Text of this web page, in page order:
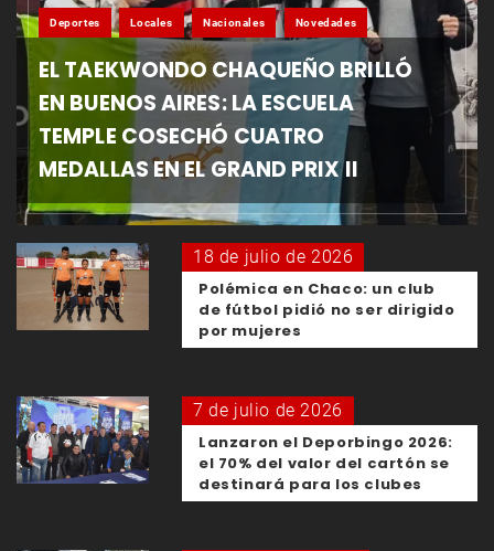
Deportes Locales Nacionales Novedades
EL TAEKWONDO CHAQUEÑO BRILLÓ
EN BUENOS AIRES: LA ESCUELA
TEMPLE COSECHÓ CUATRO
MEDALLAS EN EL GRAND PRIX II
18 de julio de 2026
Polémica en Chaco: un club
de fútbol pidió no ser dirigido
por mujeres
7 de julio de 2026
Lanzaron el Deporbingo 2026:
el 70% del valor del cartón se
destinará para los clubes